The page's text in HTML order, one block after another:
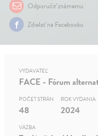
Odporučiť známemu
Zdielať na Facebooku
VYDAVATEĽ
FACE - Fórum
POČET STRÁN
48
ROK VYDANIA
2024
VÄZBA